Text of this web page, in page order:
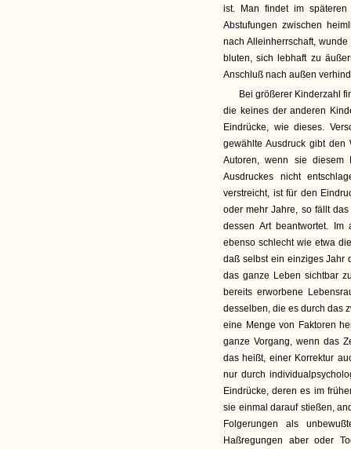
ist. Man findet im
Abstufungen zwischen
nach Alleinherrschaft,
bluten, sich lebhaft zu
Anschluß nach außen
Bei größerer Kinderzahl
die keines der anderen
Eindrücke, wie dieses.
gewählte Ausdruck gibt
Autoren, wenn sie diesem
Ausdruckes nicht
verstreicht, ist für den
oder mehr Jahre, so fällt
dessen Art beantwortet. Im
ebenso schlecht wie etwa
daß selbst ein einziges Jahr
das ganze Leben sichtbar
bereits erworbene
desselben, die es durch das
eine Menge von Faktoren
ganze Vorgang, wenn das
das heißt, einer Korrektur
nur durch
Eindrücke, deren es im
sie einmal darauf stießen,
Folgerungen als
Haßregungen aber oder